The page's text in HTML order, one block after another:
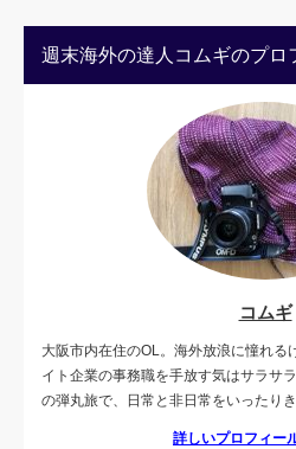
週末海外の達人コムギのプロ
コムギ
大阪市内在住のOL。海外放浪に憧れる
イト企業の事務職を手放す気はサラサ
の弾丸旅で、日常と非日常をいったり
詳しいプロフィー